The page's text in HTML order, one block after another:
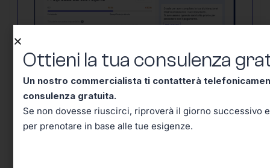
Un nostro commercialista ti contatterà
telefonicamente entro mezz’ora per una
consulenza gratuita.Se non dovesse
Ottieni la tua consulenza
Un nostro commercialista ti contatterà
consulenza gratuita.
Se non dovesse riuscirci, riproverà il giorno successivo
per prenotare in base alle tue esigenze.